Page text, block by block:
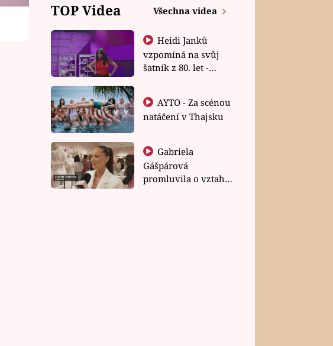
TOP Videa Všechna videa
Heidi Janků
vzpomíná na svůj
šatník z 80. let -
natáčení v Thajsku
Gabriela
Gášpárová
promluvila o vztahu